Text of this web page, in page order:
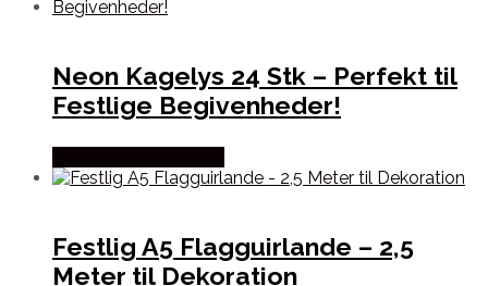
Neon Kagelys 24 Stk – Perfekt til
Festlige Begivenheder!
Festlig A5 Flagguirlande – 2,5
Meter til Dekoration